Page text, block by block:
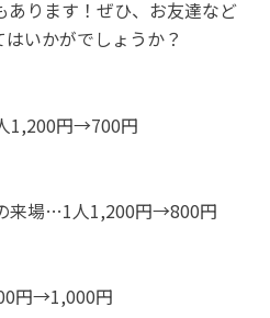
ります！ぜひ、お友達など
いかがでしょうか？
1,200円→700円
来場…1人1,200円→800円
円→1,000円